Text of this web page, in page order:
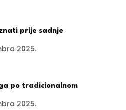
prije sadnje
2025.
po tradicionalnom
2025.